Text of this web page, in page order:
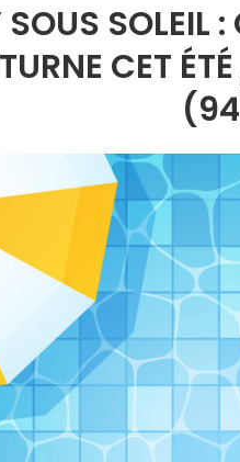
SOLEIL
CET